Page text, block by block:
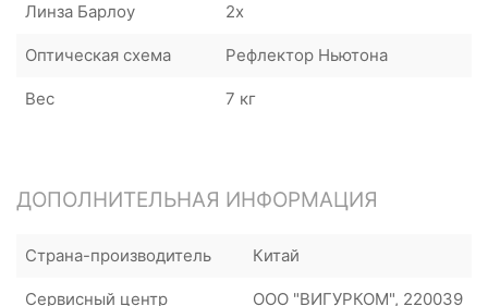
Линза Барлоу 2x
Оптическая схема Рефлектор Ньютона
Вес 7 кг
ДОПОЛНИТЕЛЬНАЯ ИНФОРМАЦИЯ
Страна-производитель Китай
Сервисный центр
ООО "ВИГУРКОМ", 220039